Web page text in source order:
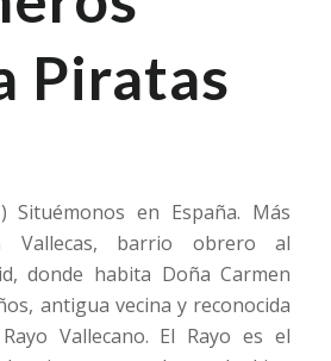
Piratas
Situémonos en España. Más
Vallecas, barrio obrero al
donde habita Doña Carmen
antigua vecina y reconocida
Vallecano. El Rayo es el